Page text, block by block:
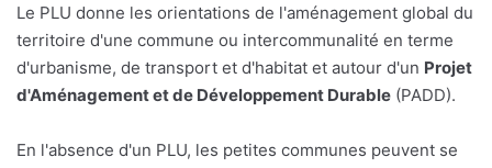
Le PLU donne les orientations de l'aménagement global du
territoire d'une commune ou intercommunalité en terme
d'urbanisme, de transport et d'habitat et autour d'un Projet
d'Aménagement et de Développement Durable (PADD).
En l'absence d'un PLU, les petites communes peuvent se